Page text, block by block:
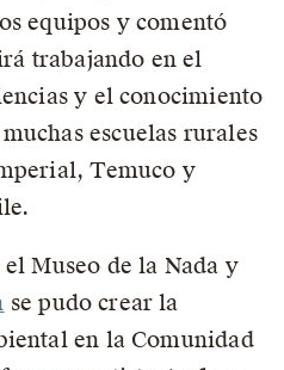
equipos y comentó
trabajando en el
y el conocimiento
escuelas rurales
Temuco y
Museo de la Nada y
se pudo crear la
en la Comunidad